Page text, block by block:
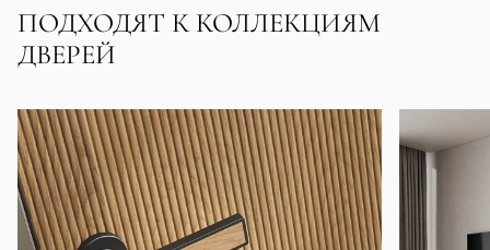
ПОДХОДЯТ К КОЛЛЕКЦИЯМ
ДВЕРЕЙ